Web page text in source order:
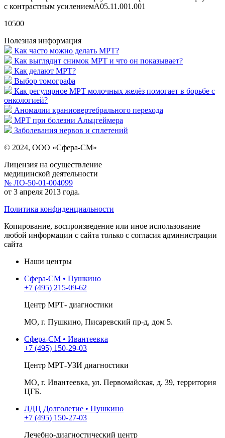
с контрастным усилениемA05.11.001.001
10500
Полезная информация
Как часто можно делать МРТ?
Как выглядит снимок МРТ и что он показывает?
Как делают МРТ?
Выбор томографа
Как регулярное МРТ молочных желёз помогает в борьбе с
онкологией?
Аномалии краниовертебрального перехода
МРТ при болезни Альцгеймера
Заболевания нервов и сплетений
© 2024, ООО «Сфера-СМ»
Лицензия на осуществление
медицинской деятельности
№ ЛО-50-01-004099
от 3 апреля 2013 года.
Политика конфиденциальности
Копирование, воспроизведение или иное использование
любой информации с сайта только с согласия администрации
сайта
Наши центры
Сфера-СМ • Пушкино
+7 (495) 215-09-62
Центр МРТ- диагностики
МО, г. Пушкино, Писаревский пр-д, дом 5.
Сфера-СМ • Ивантеевка
+7 (495) 150-29-03
Центр МРТ-УЗИ диагностики
МО, г. Ивантеевка, ул. Первомайская, д. 39, территория
ЦГБ.
ЛДЦ Долголетие • Пушкино
+7 (495) 150-27-03
Лечебно-диагностический центр